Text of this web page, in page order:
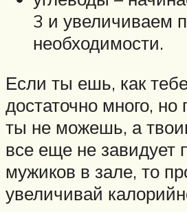
3 и увеличиваем
необходимости.
Если ты ешь, как
достаточно много, но
ты не можешь, а
все еще не завидует
мужиков в зале, то
увеличивай